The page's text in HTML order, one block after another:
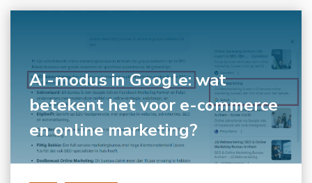
AI-modus in Google: wat
betekent het voor e-commerce
en online marketing?